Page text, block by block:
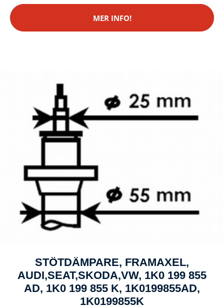
MER INFO!
STÖTDÄMPARE, FRAMAXEL,
AUDI,SEAT,SKODA,VW, 1K0 199 855
AD, 1K0 199 855 K, 1K0199855AD,
1K0199855K